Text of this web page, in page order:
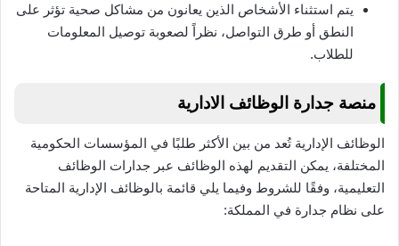
يتم استثناء الأشخاص الذين يعانون من مشاكل صحية تؤثر على
النطق أو طرق التواصل، نظراً لصعوبة توصيل المعلومات
للطلاب.
منصة جدارة الوظائف الادارية
الوظائف الإدارية تُعد من بين الأكثر طلبًا في المؤسسات الحكومية
المختلفة، يمكن التقديم لهذه الوظائف عبر جدارات الوظائف
التعليمية، وفقًا للشروط وفيما يلي قائمة بالوظائف الإدارية المتاحة
على نظام جدارة في المملكة: